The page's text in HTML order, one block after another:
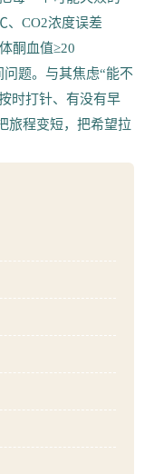
、CO2浓度误差
酮血值≥20
题。与其焦虑“能不
时打针、有没有早
旅程变短，把希望拉